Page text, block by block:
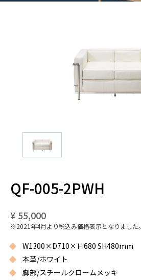
QF-005-2PWH
¥ 55,000
※2021年4月より税込み価格表示となりました。
W1300×D710×Ｈ680 SH480mm
本革/ホワイト
脚部/スチールクロームメッキ